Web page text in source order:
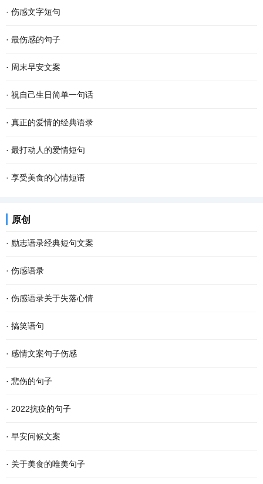
· 伤感文字短句
· 最伤感的句子
· 周末早安文案
· 祝自己生日简单一句话
· 真正的爱情的经典语录
· 最打动人的爱情短句
· 享受美食的心情短语
原创
· 励志语录经典短句文案
· 伤感语录
· 伤感语录关于失落心情
· 搞笑语句
· 感情文案句子伤感
· 悲伤的句子
· 2022抗疫的句子
· 早安问候文案
· 关于美食的唯美句子